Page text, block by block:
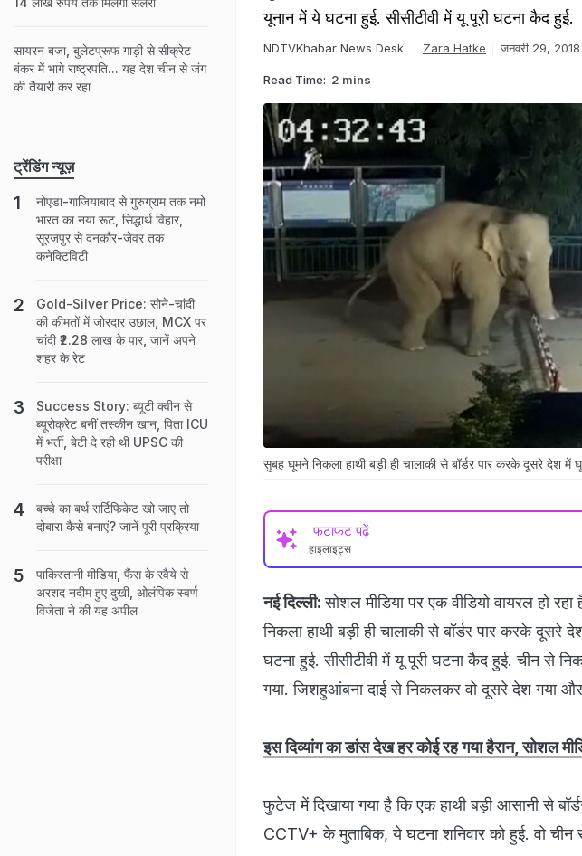
यूनान में ये घटना हुई. सीसीटीवी में यू पूरी घटना कैद हुई.
NDTVKhabar News Desk Zara Hatke जनवरी 29,
Read Time: 2 mins
सुबह घूमने निकला हाथी बड़ी ही चालाकी से बॉर्डर पार करके दूसरे देश में
फटाफट पढ़ें
हाइलाइट्स
नई दिल्ली: सोशल मीडिया पर एक वीडियो वायरल हो
निकला हाथी बड़ी ही चालाकी से बॉर्डर पार करके
घटना हुई. सीसीटीवी में यू पूरी घटना कैद हुई. चीन से
गया. जिशहुआंबना दाई से निकलकर वो दूसरे देश गया
इस दिव्यांग का डांस देख हर कोई रह गया हैरान, सोशल
फुटेज में दिखाया गया है कि एक हाथी बड़ी आसानी से
CCTV+ के मुताबिक, ये घटना शनिवार को हुई. वो
सायरन बजा, बुलेटप्रूफ गाड़ी से सीक्रेट
बंकर में भागे राष्ट्रपति... यह देश चीन से जंग
की तैयारी कर रहा
ट्रेंडिंग न्यूज़
नोएडा-गाजियाबाद से गुरुग्राम तक नमो
भारत का नया रूट, सिद्धार्थ विहार,
सूरजपुर से दनकौर-जेवर तक
कनेक्टिविटी
Gold-Silver Price: सोने-चांदी
की कीमतों में जोरदार उछाल, MCX पर
चांदी ₹2.28 लाख के पार, जानें अपने
शहर के रेट
Success Story: ब्यूटी क्वीन से
ब्यूरोक्रेट बनीं तस्कीन खान, पिता ICU
में भर्ती, बेटी दे रही थी UPSC की
परीक्षा
बच्चे का बर्थ सर्टिफिकेट खो जाए तो
दोबारा कैसे बनाएं? जानें पूरी प्रक्रिया
पाकिस्तानी मीडिया, फैंस के रवैये से
अरशद नदीम हुए दुखी, ओलंपिक स्वर्ण
विजेता ने की यह अपील